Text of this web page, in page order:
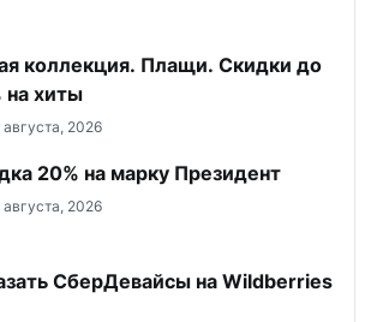
коллекция. Плащи. Скидки до
на хиты
2026
20% на марку Президент
2026
СберДевайсы на Wildberries